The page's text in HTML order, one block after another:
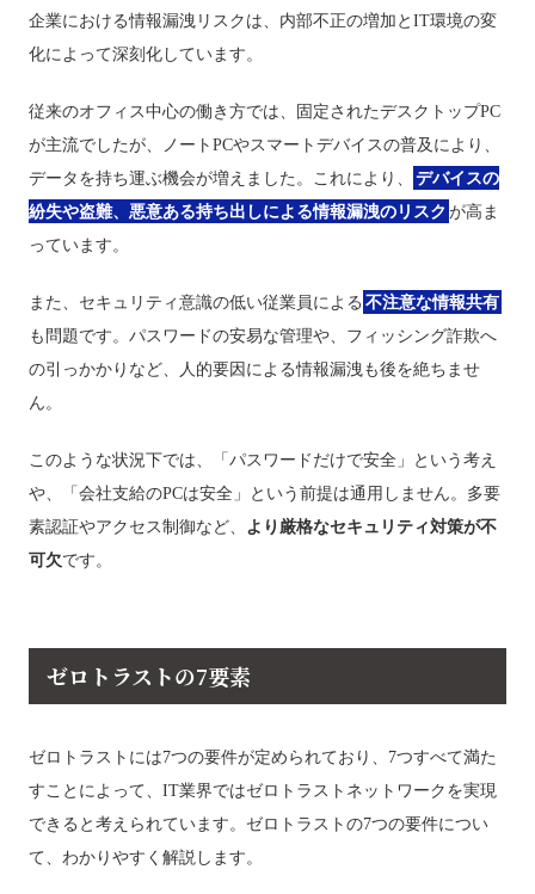
企業における情報漏洩リスクは、内部不正の増加とIT環境の変
化によって深刻化しています。
従来のオフィス中心の働き方では、固定されたデスクトップPC
が主流でしたが、ノートPCやスマートデバイスの普及により、
データを持ち運ぶ機会が増えました。これにより、
デバイスの
紛失や盗難、悪意ある持ち出しによる情報漏洩のリスク が高ま
っています。
また、セキュリティ意識の低い従業員による 不注意な情報共有
も問題です。パスワードの安易な管理や、フィッシング詐欺へ
の引っかかりなど、人的要因による情報漏洩も後を絶ちませ
ん。
このような状況下では、「パスワードだけで安全」という考え
や、「会社支給のPCは安全」という前提は通用しません。多要
素認証やアクセス制御など、
より厳格なセキュリティ対策が不
可欠です。
ゼロトラストの7要素
ゼロトラストには7つの要件が定められており、7つすべて満た
すことによって、IT業界ではゼロトラストネットワークを実現
できると考えられています。ゼロトラストの7つの要件につい
て、わかりやすく解説します。